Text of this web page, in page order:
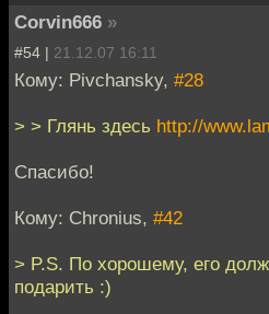
Corvin666 »
#54 | 21.12.07 16:11
Кому: Pivchansky, #28
> > Глянь здесь http://
Спасибо!
Кому: Chronius, #42
> P.S. По хорошему, его
подарить :)